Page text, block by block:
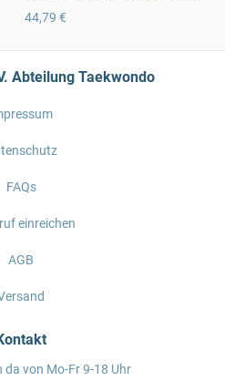
44,79 €
Abteilung Taekwondo
FAQs
einreichen
AGB
da von Mo-Fr 9-18 Uhr